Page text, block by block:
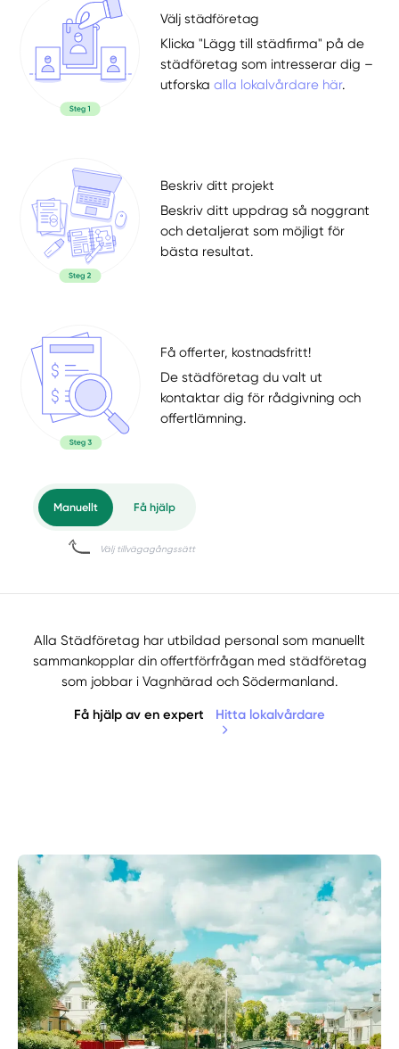
Välj städföretag
Klicka "Lägg till städfirma" på de
städföretag som intresserar dig –
utforskaalla lokalvårdare här.
Beskriv ditt projekt
Beskriv ditt uppdrag så noggrant
och detaljerat som möjligt för
bästa resultat.
Få offerter, kostnadsfritt!
De städföretag du valt ut
kontaktar dig för rådgivning och
offertlämning.
Manuellt Få hjälp
Alla Städföretag har utbildad personal som manuellt
sammankopplar din offertförfrågan med städföretag
som jobbar i Vagnhärad och Södermanland.
Få hjälp av en expert Hitta lokalvårdare